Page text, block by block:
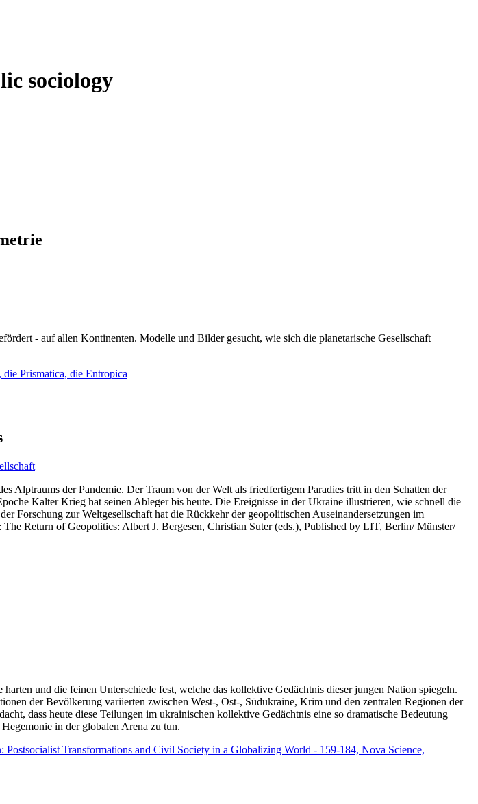
sociology
- auf allen Kontinenten. Modelle und Bilder gesucht, wie sich die planetarische Gesellschaft
Prismatica, die Entropica
Alptraums der Pandemie. Der Traum von der Welt als friedfertigem Paradies tritt in den Schatten der
Kalter Krieg hat seinen Ableger bis heute. Die Ereignisse in der Ukraine illustrieren, wie schnell die
Forschung zur Weltgesellschaft hat die Rückkehr der geopolitischen Auseinandersetzungen im
Return of Geopolitics: Albert J. Bergesen, Christian Suter (eds.), Published by LIT, Berlin/ Münster/
und die feinen Unterschiede fest, welche das kollektive Gedächtnis dieser jungen Nation spiegeln.
der Bevölkerung variierten zwischen West-, Ost-, Südukraine, Krim und den zentralen Regionen der
dass heute diese Teilungen im ukrainischen kollektive Gedächtnis eine so dramatische Bedeutung
in der globalen Arena zu tun.
Transformations and Civil Society in a Globalizing World - 159-184, Nova Science,